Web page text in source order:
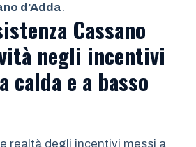
d’Adda.
Cassano
negli incentivi
calda e a basso
realtà degli incentivi messi a